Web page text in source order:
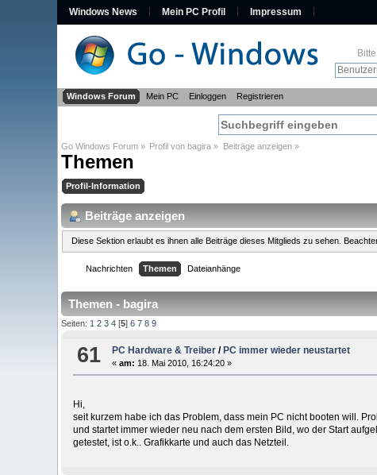
Windows News Mein PC Profil Impressum
Bitte
Windows Forum Mein PC Einloggen Registrieren
Go Windows Forum » Profil von bagira » Beiträge anzeigen»
Themen
Profil-Information
Beiträge anzeigen
Diese Sektion erlaubt es ihnen alle Beiträge dieses Mitglieds zu sehen.
Nachrichten Themen Dateianhänge
Themen - bagira
Seiten: 1 2 3 4 [5] 6 7 8 9
61 PC Hardware & Treiber / PC immer wieder neustartet
«am: 18. Mai 2010, 16:24:20 »
Hi,
seit kurzem habe ich das Problem, dass mein PC nicht booten will.
und startet immer wieder neu nach dem ersten Bild, wo der Start
getestet, ist o.k.. Grafikkarte und auch das Netzteil.